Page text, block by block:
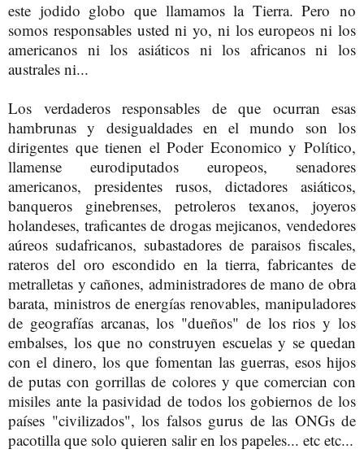
este jodido globo que llamamos la Tierra. Pero no
somos responsables usted ni yo, ni los europeos ni los
americanos ni los asiáticos ni los africanos ni los
australes ni...
Los verdaderos responsables de que ocurran esas
hambrunas y desigualdades en el mundo son los
dirigentes que tienen el Poder Economico y Político,
llamense eurodiputados europeos, senadores
americanos, presidentes rusos, dictadores asiáticos,
banqueros ginebrenses, petroleros texanos, joyeros
holandeses, traficantes de drogas mejicanos, vendedores
aúreos sudafricanos, subastadores de paraisos fiscales,
rateros del oro escondido en la tierra, fabricantes de
metralletas y cañones, administradores de mano de obra
barata, ministros de energías renovables, manipuladores
de geografías arcanas, los "dueños" de los rios y los
embalses, los que no construyen escuelas y se quedan
con el dinero, los que fomentan las guerras, esos hijos
de putas con gorrillas de colores y que comercian con
misiles ante la pasividad de todos los gobiernos de los
países "civilizados", los falsos gurus de las ONGs de
pacotilla que solo quieren salir en los papeles... etc etc...